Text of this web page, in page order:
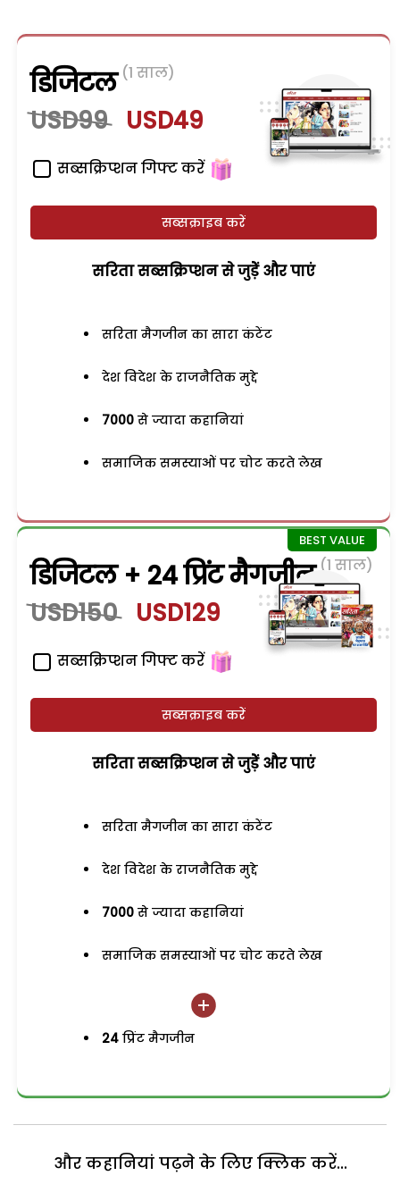
डिजिटल (1 साल)
USD99 USD49
सब्सक्रिप्शन गिफ्ट करें
सब्सक्राइब करें
सरिता सब्सक्रिप्शन से जुड़ेें और पाएं
सरिता मैगजीन का सारा कंटेंट
देश विदेश के राजनैतिक मुद्दे
7000 से ज्यादा कहानियां
समाजिक समस्याओं पर चोट करते लेख
डिजिटल + 24 प्रिंट मैगजीन (1 साल)
USD150 USD129
सब्सक्रिप्शन गिफ्ट करें
सब्सक्राइब करें
सरिता सब्सक्रिप्शन से जुड़ेें और पाएं
सरिता मैगजीन का सारा कंटेंट
देश विदेश के राजनैतिक मुद्दे
7000 से ज्यादा कहानियां
समाजिक समस्याओं पर चोट करते लेख
24 प्रिंट मैगजीन
और कहानियां पढ़ने के लिए क्लिक करें...